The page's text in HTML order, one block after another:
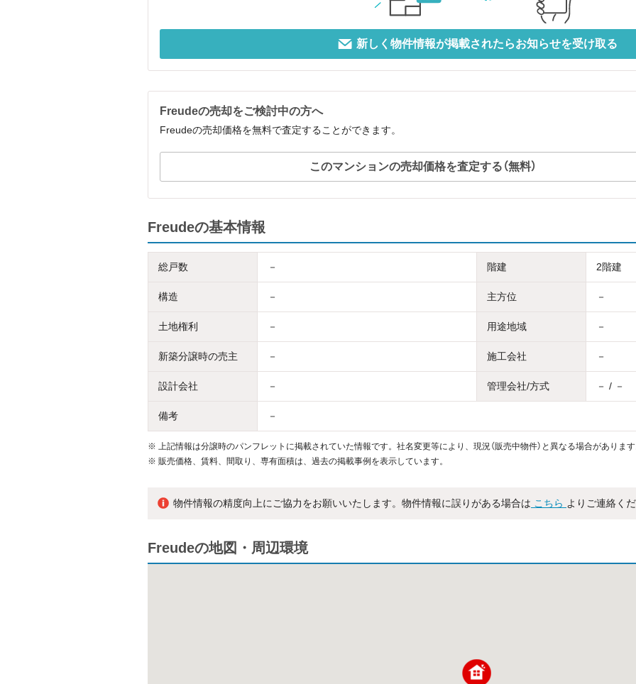
新しく物件情報が掲載されたらお知らせを受け取る
Freudeの売却をご検討中の方へ
Freudeの売却価格を無料で査定することができます。
このマンションの売却価格を査定する（無料）
Freudeの基本情報
総戸数 － 階建 2階建
構造 － 主方位 －
土地権利 － 用途地域 －
新築分譲時の売主 － 施工会社 －
設計会社 － 管理会社/方式 － / －
備考 －
※
上記情報は分譲時のパンフレットに掲載されていた情報です。社名変更等により、現況（販売中物件）と異なる場合があります
※ 販売価格、賃料、間取り、専有面積は、過去の掲載事例を表示しています。
物件情報の精度向上にご協力をお願いいたします。物件情報に誤りがある場合は こちら よりご連絡くだ
Freudeの地図・周辺環境